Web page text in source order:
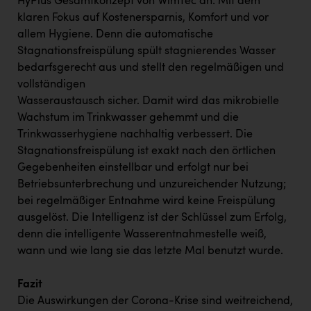
klaren Fokus auf Kostenersparnis, Komfort und vor
allem Hygiene. Denn die automatische
Stagnationsfreispülung spült stagnierendes Wasser
bedarfsgerecht aus und stellt den regelmäßigen und
vollständigen
Wasseraustausch sicher. Damit wird das mikrobielle
Wachstum im Trinkwasser gehemmt und die
Trinkwasserhygiene nachhaltig verbessert. Die
Stagnationsfreispülung ist exakt nach den örtlichen
Gegebenheiten einstellbar und erfolgt nur bei
Betriebsunterbrechung und unzureichender Nutzung;
bei regelmäßiger Entnahme wird keine Freispülung
ausgelöst. Die Intelligenz ist der Schlüssel zum Erfolg,
denn die intelligente Wasserentnahmestelle weiß,
wann und wie lang sie das letzte Mal benutzt wurde.
Fazit
Die Auswirkungen der Corona-Krise sind weitreichend,